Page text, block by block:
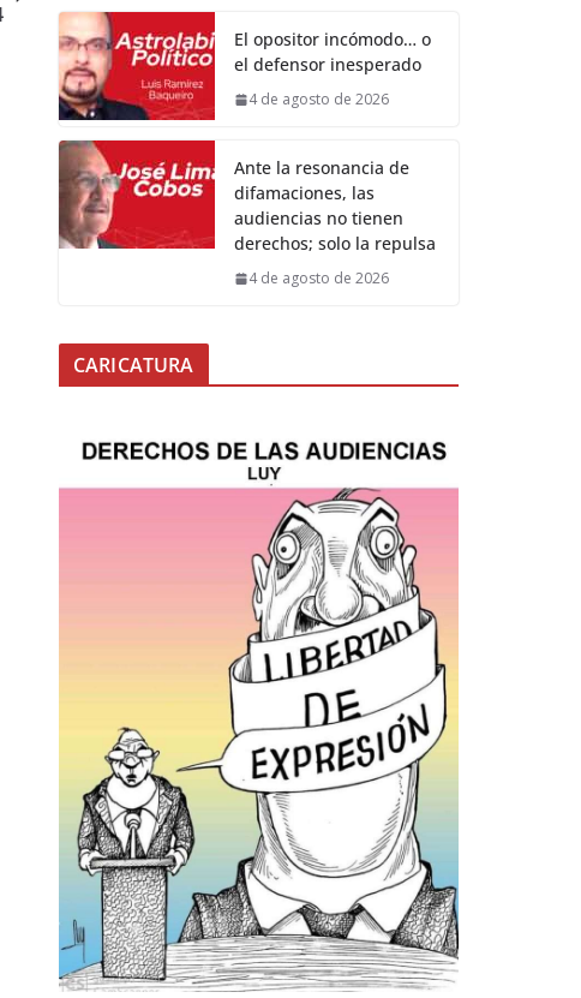
El opositor incómodo… o
el defensor inesperado
4 de agosto de 2026
Ante la resonancia de
difamaciones, las
audiencias no tienen
derechos; solo la repulsa
4 de agosto de 2026
CARICATURA